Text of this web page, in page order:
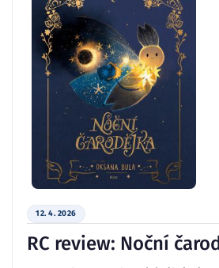
12. 4. 2026
RC review: Noční